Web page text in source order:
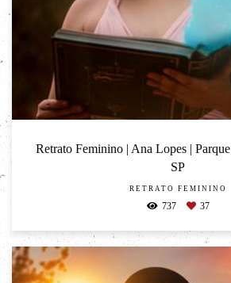
Retrato Feminino | Ana Lopes |
SP
RETRATO FEMININO
737 37